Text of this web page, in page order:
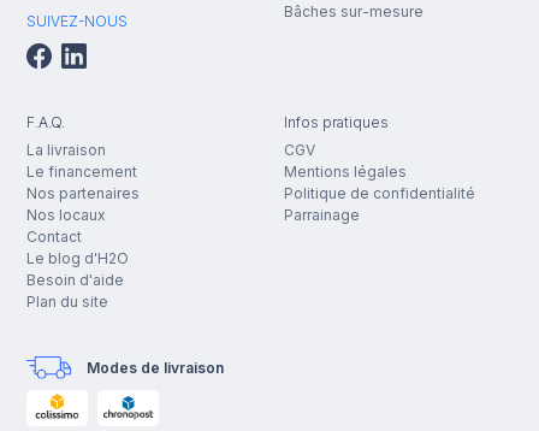
SUIVEZ-NOUS
Bâches sur-mesure
F.A.Q.
La livraison
Le financement
Nos partenaires
Nos locaux
Contact
Le blog d'H2O
Besoin d'aide
Plan du site
Infos pratiques
CGV
Mentions légales
Politique de confidentialité
Parrainage
Modes de livraison